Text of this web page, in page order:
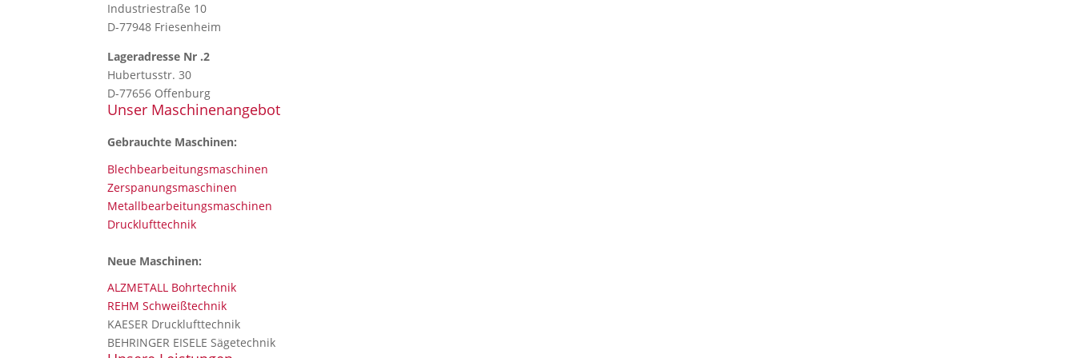
Industriestraße 10
D-77948 Friesenheim
Lageradresse Nr .2
Hubertusstr. 30
D-77656 Offenburg
Unser Maschinenangebot
Gebrauchte Maschinen:
Blechbearbeitungsmaschinen
Zerspanungsmaschinen
Metallbearbeitungsmaschinen
Drucklufttechnik
Neue Maschinen:
ALZMETALL Bohrtechnik
REHM Schweißtechnik
KAESER Drucklufttechnik
BEHRINGER EISELE Sägetechnik